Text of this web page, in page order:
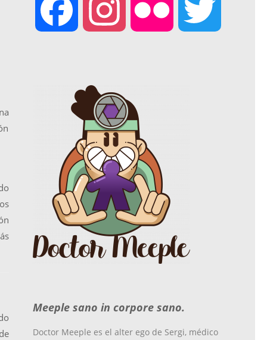
e
b
o
k
t
a
g
a
Meeple sano in corpore sano.
Doctor Meeple es el alter ego de Sergi, médico